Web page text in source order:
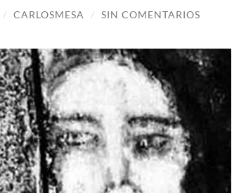
/ CARLOSMESA / SIN COMENTARIOS